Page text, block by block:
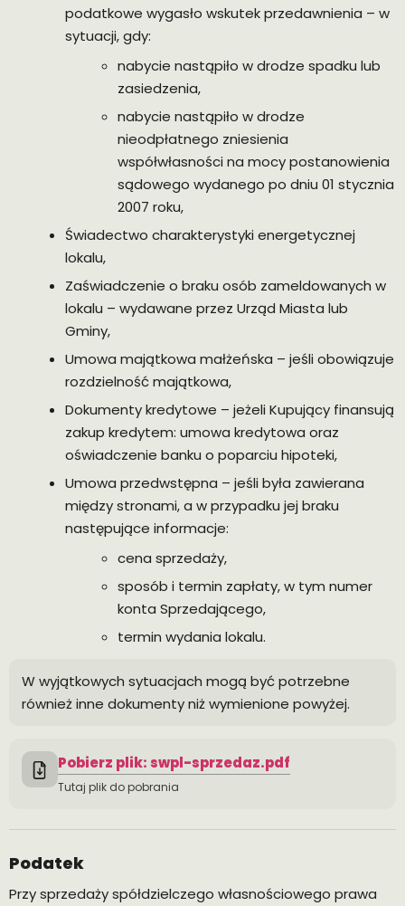
podatkowe wygasło wskutek przedawnienia – w
sytuacji, gdy:
nabycie nastąpiło w drodze spadku lub
zasiedzenia,
nabycie nastąpiło w drodze
nieodpłatnego zniesienia
współwłasności na mocy postanowienia
sądowego wydanego po dniu 01 stycznia
2007 roku,
Świadectwo charakterystyki energetycznej
lokalu,
Zaświadczenie o braku osób zameldowanych w
lokalu – wydawane przez Urząd Miasta lub
Gminy,
Umowa majątkowa małżeńska – jeśli obowiązuje
rozdzielność majątkowa,
Dokumenty kredytowe – jeżeli Kupujący finansują
zakup kredytem: umowa kredytowa oraz
oświadczenie banku o poparciu hipoteki,
Umowa przedwstępna – jeśli była zawierana
między stronami, a w przypadku jej braku
następujące informacje:
cena sprzedaży,
sposób i termin zapłaty, w tym numer
konta Sprzedającego,
termin wydania lokalu.
W wyjątkowych sytuacjach mogą być potrzebne
również inne dokumenty niż wymienione powyżej.
Pobierz plik: swpl-sprzedaz.pdf
Tutaj plik do pobrania
Podatek
Przy sprzedaży spółdzielczego własnościowego prawa